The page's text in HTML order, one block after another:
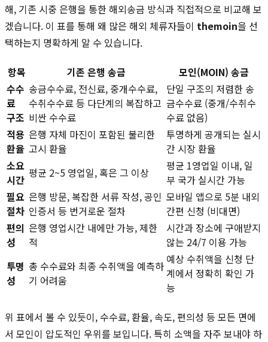
해, 기존 시중 은행을 통한 해외송금 방식과 직접적으로 비교해 보
겠습니다. 이 표를 통해 왜 많은 해외 체류자들이 themoin을 선
택하는지 명확하게 알 수 있습니다.
항목 기존 은행 송금
모인(MOIN) 송금
수수
료
구조
송금수수료, 전신료, 중개수수료,
수취수수료 등 다단계의 복잡하고
비싼 수수료
단일 구조의 저렴한 송
금수수료 (중개/수취수
수료 없음)
적용
환율
은행 자체 마진이 포함된 불리한
고시 환율
투명하게 공개되는 실시
간 시장 환율
소요
시간 평균 2~5 영업일, 혹은 그 이상
평균 1영업일 이내, 일
부 국가 실시간 가능
필요
절차
은행 방문, 복잡한 서류 작성, 공인
인증서 등 번거로운 절차
모바일 앱으로 5분 내외
간편 신청 (비대면)
편의
성
은행 영업시간 내에만 가능, 제한
적
시간과 장소에 구애받지
않는 24/7 이용 가능
투명
성
총 수수료와 최종 수취액을 예측하
기 어려움
예상 수취액을 신청 단
계에서 정확히 확인 가
능
위 표에서 볼 수 있듯이, 수수료, 환율, 속도, 편의성 등 모든 면에
서 모인이 압도적인 우위를 보입니다. 특히 소액을 자주 보내야 하